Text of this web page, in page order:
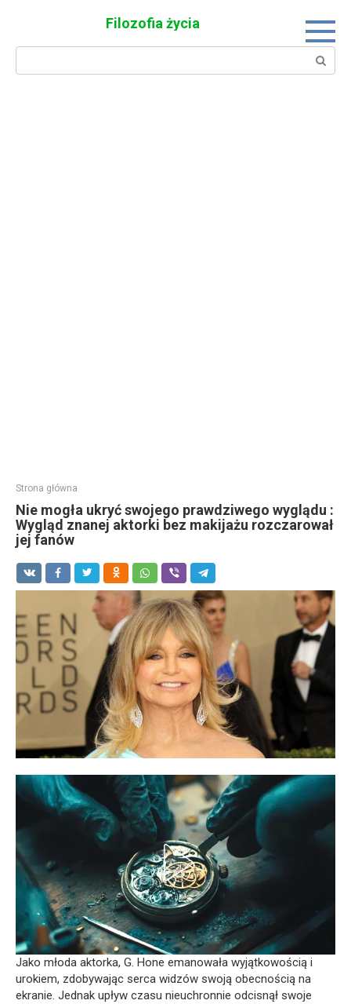
Filozofia życia
Search:
Strona główna
Nie mogła ukryć swojego prawdziwego wyglądu :
Wygląd znanej aktorki bez makijażu rozczarował
jej fanów
Jako młoda aktorka, G. Hone emanowała wyjątkowością i
urokiem, zdobywając serca widzów swoją obecnością na
ekranie. Jednak upływ czasu nieuchronnie odcisnął swoje